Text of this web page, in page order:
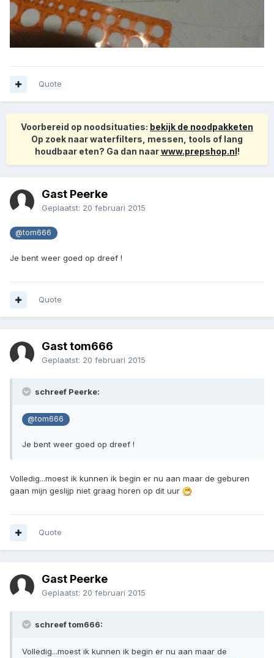
Quote
Voorbereid op noodsituaties: bekijk de noodpakketen
Op zoek naar waterfilters, messen, tools of lang
houdbaar eten? Ga dan naarwww.prepshop.nl!
Gast Peerke
Geplaatst: 20 februari 2015
@tom666
Je bent weer goed op dreef !
Quote
Gast tom666
Geplaatst: 20 februari 2015
schreef Peerke:
@tom666
Je bent weer goed op dreef !
Volledig...moest ik kunnen ik begin er nu aan maar de geburen
gaan mijn geslijp niet graag horen op dit uur
Quote
Gast Peerke
Geplaatst: 20 februari 2015
schreef tom666:
Volledig...moest ik kunnen ik begin er nu aan maar de